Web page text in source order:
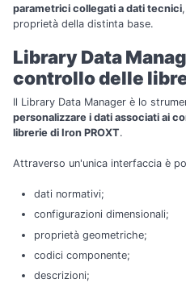
parametrici collegati a dati tecnici
proprietà della distinta base.
Library Data
controllo delle
Il Library Data Manager è lo
personalizzare i dati associati ai
librerie di Iron PROXT.
Attraverso un'unica interfaccia è
dati normativi;
configurazioni dimensionali;
proprietà geometriche;
codici componente;
descrizioni;